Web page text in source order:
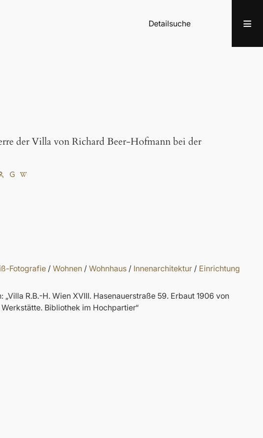
Detailsuche
der Villa von Richard Beer-Hofmann bei der
Fotografie / Wohnen / Wohnhaus / Innenarchitektur / Einrichtung
R.B.-H. Wien XVIII. Hasenauerstraße 59. Erbaut 1906 von
Bibliothek im Hochpartier“